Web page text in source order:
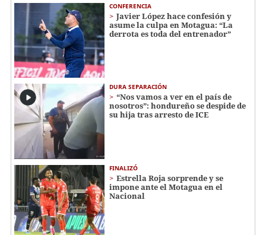
CONFERENCIA
Javier López hace confesión y
asume la culpa en Motagua: “La
derrota es toda del entrenador”
DURA SEPARACIÓN
“Nos vamos a ver en el país de
nosotros”: hondureño se despide de
su hija tras arresto de ICE
FINALIZÓ
Estrella Roja sorprende y se
impone ante el Motagua en el
Nacional